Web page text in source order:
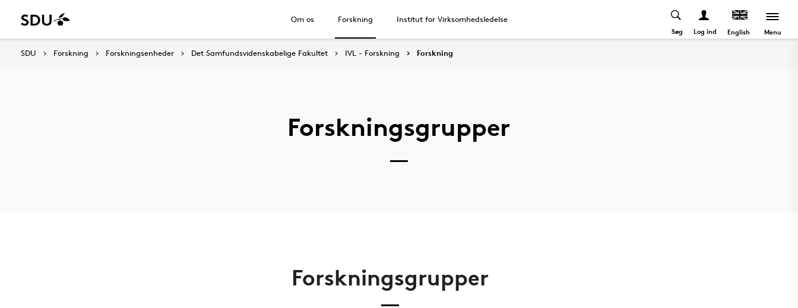
Om os Forskning Institut for Virksomhedsledelse
Søg Log ind English Menu
SDU Forskning Forskningsenheder Det Samfundsvidenskabelige Fakultet IVL - Forskning Forskning
Forskningsgrupper
Forskningsgrupper